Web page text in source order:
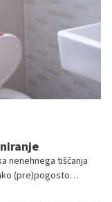
nenehnega tiščanja
(pre)pogosto